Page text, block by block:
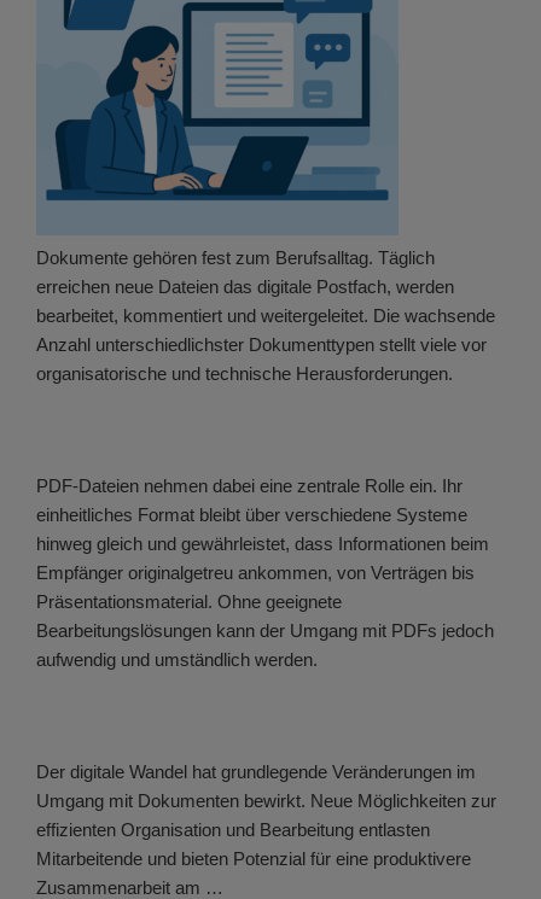
Dokumente gehören fest zum Berufsalltag. Täglich
erreichen neue Dateien das digitale Postfach, werden
bearbeitet, kommentiert und weitergeleitet. Die wachsende
Anzahl unterschiedlichster Dokumenttypen stellt viele vor
organisatorische und technische Herausforderungen.
PDF-Dateien nehmen dabei eine zentrale Rolle ein. Ihr
einheitliches Format bleibt über verschiedene Systeme
hinweg gleich und gewährleistet, dass Informationen beim
Empfänger originalgetreu ankommen, von Verträgen bis
Präsentationsmaterial. Ohne geeignete
Bearbeitungslösungen kann der Umgang mit PDFs jedoch
aufwendig und umständlich werden.
Der digitale Wandel hat grundlegende Veränderungen im
Umgang mit Dokumenten bewirkt. Neue Möglichkeiten zur
effizienten Organisation und Bearbeitung entlasten
Mitarbeitende und bieten Potenzial für eine produktivere
Zusammenarbeit am …